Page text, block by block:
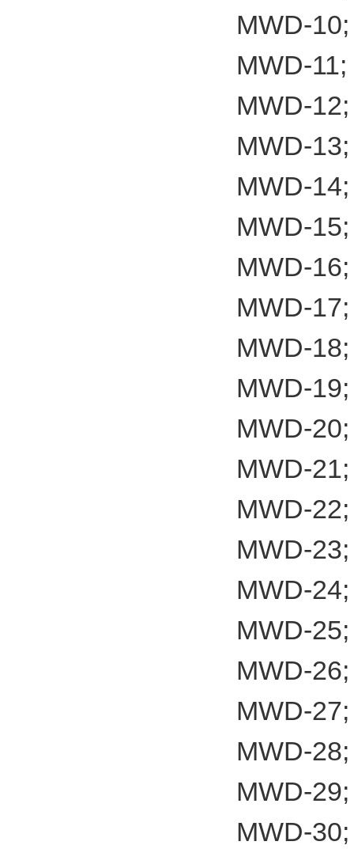
MWD-
MWD-
MWD-
MWD-
MWD-
MWD-
MWD-
MWD-
MWD-
MWD-
MWD-
MWD-
MWD-
MWD-
MWD-
MWD-
MWD-
MWD-
MWD-
MWD-
MWD-